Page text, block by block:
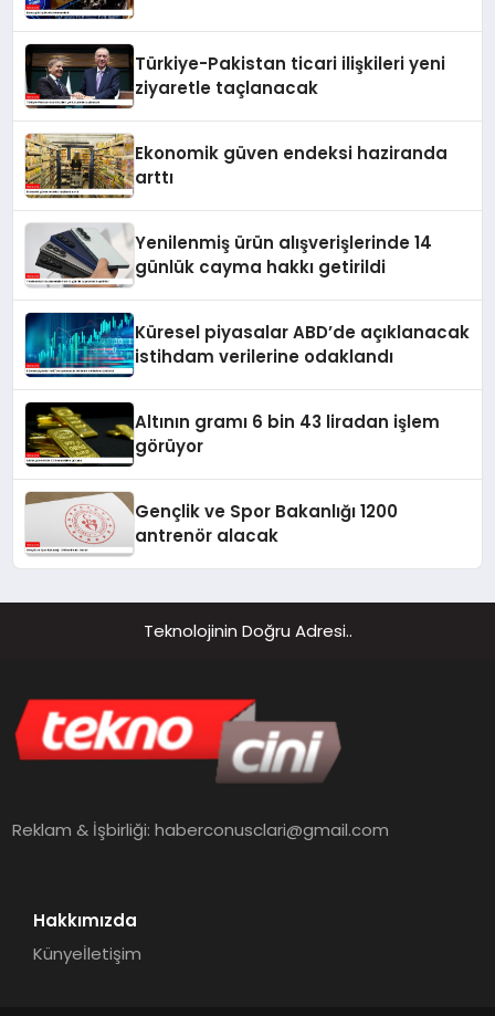
Türkiye-Pakistan ticari ilişkileri yeni
ziyaretle taçlanacak
Ekonomik güven endeksi haziranda
arttı
Yenilenmiş ürün alışverişlerinde 14
günlük cayma hakkı getirildi
Küresel piyasalar ABD’de açıklanacak
istihdam verilerine odaklandı
Altının gramı 6 bin 43 liradan işlem
görüyor
Gençlik ve Spor Bakanlığı 1200
antrenör alacak
Teknolojinin Doğru Adresi..
Reklam & İşbirliği:haberconusclari@gmail.com
Hakkımızda
Künyeİletişim